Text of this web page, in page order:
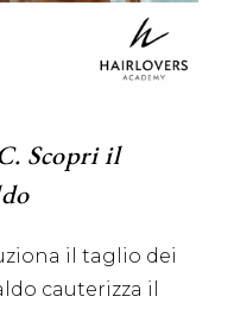
Scopri il
il taglio dei
cauterizza il